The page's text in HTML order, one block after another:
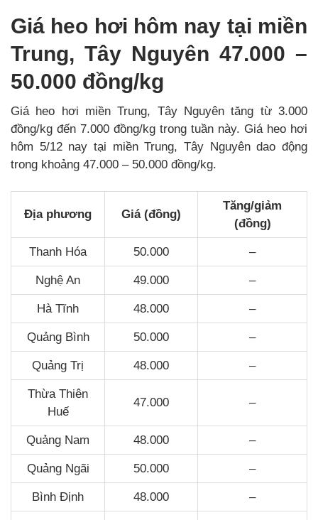
Giá heo hơi hôm nay tại miền
Trung, Tây Nguyên 47.000 –
50.000 đồng/kg
Giá heo hơi miền Trung, Tây Nguyên tăng từ 3.000
đồng/kg đến 7.000 đồng/kg trong tuần này. Giá heo hơi
hôm 5/12 nay tại miền Trung, Tây Nguyên dao động
trong khoảng 47.000 – 50.000 đồng/kg.
Địa phương Giá (đồng)
Tăng/giảm
(đồng)
Thanh Hóa 50.000 –
Nghệ An 49.000 –
Hà Tĩnh 48.000 –
Quảng Bình 50.000 –
Quảng Trị 48.000 –
Thừa Thiên
Huế
47.000 –
Quảng Nam 48.000 –
Quảng Ngãi 50.000 –
Bình Định 48.000 –